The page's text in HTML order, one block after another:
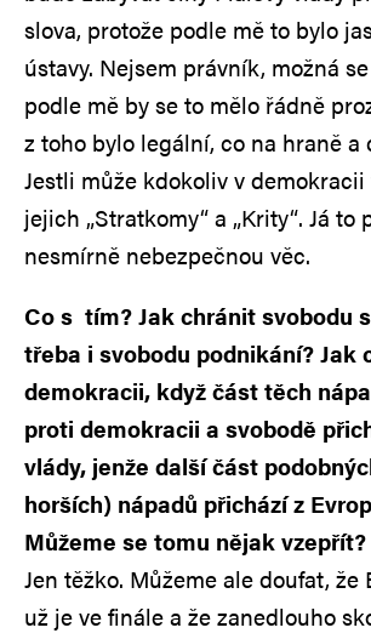
slova, protože podle mě to bylo
ústavy. Nejsem právník, možná
podle mě by se to mělo řádně
z toho bylo legální, co na hraně a
Jestli může kdokoliv v
jejich „Stratkomy“ a „Krity“. Já to
nesmírně nebezpečnou věc.
Co s tím? Jak chránit svobodu
třeba i svobodu podnikání? Jak
demokracii, když část těch
proti demokracii a svobodě
vlády, jenže další část
horších) nápadů přichází z
Můžeme se tomu nějak vzepřít?
Jen těžko. Můžeme ale doufat, že
už je ve finále a že zanedlouho